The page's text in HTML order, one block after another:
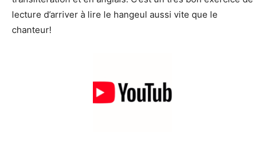
lecture d’arriver à lire le hangeul aussi vite que le
chanteur!